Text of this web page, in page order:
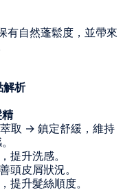
有自然蓬鬆度，並帶來
解析
取 → 鎮定舒緩，維持
提升洗感。
頭皮屑狀況。
升髮絲順度。